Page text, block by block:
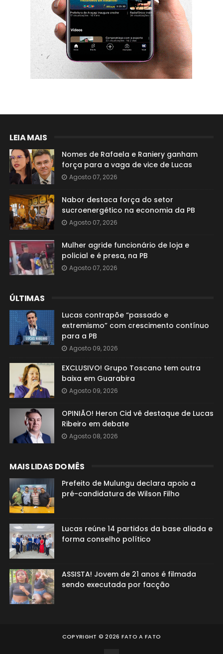
LEIA MAIS
Nomes de Rafaela e Raniery ganham
força para a vaga de vice de Lucas
Agosto 07, 2026
Nabor destaca força do setor
sucroenergético na economia da PB
Agosto 07, 2026
Mulher agride funcionário de loja e
policial e é presa, na PB
Agosto 07, 2026
ÚLTIMAS
Lucas contrapõe “passado e
extremismo” com crescimento contínuo
para a PB
Agosto 09, 2026
EXCLUSIVO! Grupo Toscano tem outra
baixa em Guarabira
Agosto 09, 2026
OPINIÃO! Heron Cid vê destaque de Lucas
Ribeiro em debate
Agosto 08, 2026
MAIS LIDAS DO MÊS
Prefeito de Mulungu declara apoio a
pré-candidatura de Wilson Filho
Lucas reúne 14 partidos da base aliada e
forma conselho político
ASSISTA! Jovem de 21 anos é filmada
sendo executada por facção
COPYRIGHT ©2026 FATO A FATO